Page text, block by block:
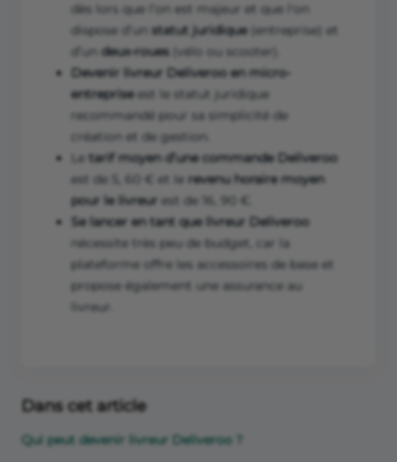
dès lors que l’on est majeur et que l'on
dispose d’un statut juridique(entreprise) et
d’un deux-roues
(vélo ou scooter).
Devenir livreur Deliveroo en micro-
entrepriseest le statut juridique
recommandé pour sa simplicité de
création et de gestion.
Le tarif moyen d’une commande Deliveroo
est de 5, 60 € et le revenu horaire moyen
pour le livreur est de 16, 90 €.
Se lancer en tant que livreur Deliveroo
nécessite très peu de budget, car la
plateforme offre les accessoires de base et
propose également une assurance au
livreur.
Dans cet article
Qui peut devenir livreur Deliveroo ?